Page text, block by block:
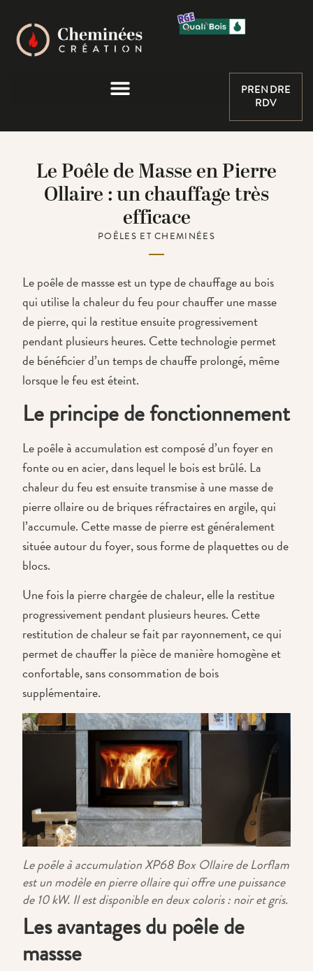
PRENDRE
RDV
Le Poêle de Masse en Pierre
Ollaire : un chauffage très
efficace
POÊLES ET CHEMINÉES
Le poêle de massse est un type de chauffage au bois
qui utilise la chaleur du feu pour chauffer une masse
de pierre, qui la restitue ensuite progressivement
pendant plusieurs heures. Cette technologie permet
de bénéficier d’un temps de chauffe prolongé, même
lorsque le feu est éteint.
Le principe de fonctionnement
Le poêle à accumulation est composé d’un foyer en
fonte ou en acier, dans lequel le bois est brûlé. La
chaleur du feu est ensuite transmise à une masse de
pierre ollaire ou de briques réfractaires en argile, qui
l’accumule. Cette masse de pierre est généralement
située autour du foyer, sous forme de plaquettes ou de
blocs.
Une fois la pierre chargée de chaleur, elle la restitue
progressivement pendant plusieurs heures. Cette
restitution de chaleur se fait par rayonnement, ce qui
permet de chauffer la pièce de manière homogène et
confortable, sans consommation de bois
supplémentaire.
Le poêle à accumulation XP68 Box Ollaire de Lorflam
est un modèle en pierre ollaire qui offre une puissance
de 10 kW. Il est disponible en deux coloris : noir et gris.
Les avantages du poêle de
massse